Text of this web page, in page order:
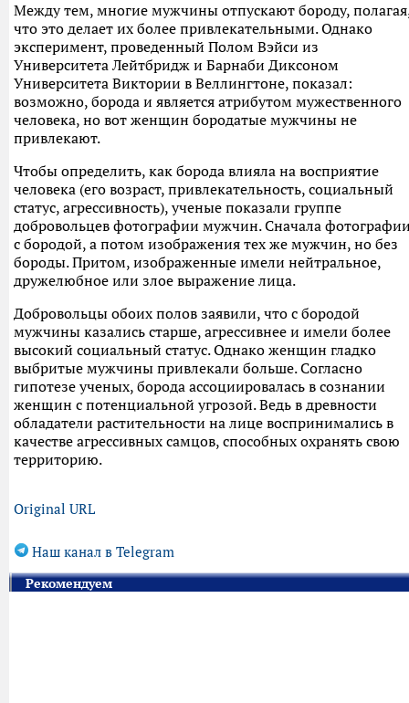
Между тем, многие мужчины отпускают бороду,
что это делает их более привлекательными. Однако
эксперимент, проведенный Полом Вэйси из
Университета Лейтбридж и Барнаби Диксоном
Университета Виктории в Веллингтоне, показал:
возможно, борода и является атрибутом мужественного
человека, но вот женщин бородатые мужчины не
привлекают.
Чтобы определить, как борода влияла на восприятие
человека (его возраст, привлекательность, социальный
статус, агрессивность), ученые показали группе
добровольцев фотографии мужчин. Сначала
с бородой, а потом изображения тех же мужчин, но без
бороды. Притом, изображенные имели нейтральное,
дружелюбное или злое выражение лица.
Добровольцы обоих полов заявили, что с бородой
мужчины казались старше, агрессивнее и имели более
высокий социальный статус. Однако женщин гладко
выбритые мужчины привлекали больше. Согласно
гипотезе ученых, борода ассоциировалась в сознании
женщин с потенциальной угрозой. Ведь в древности
обладатели растительности на лице воспринимались в
качестве агрессивных самцов, способных охранять свою
территорию.
Original URL
Наш канал в Telegram
Рекомендуем